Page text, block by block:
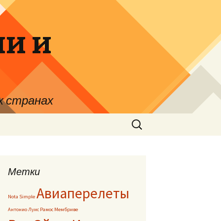
и
странах
Найти:
Метки
Nota Simple Авиаперелеты
Антонио Луис Рамос Мембриве